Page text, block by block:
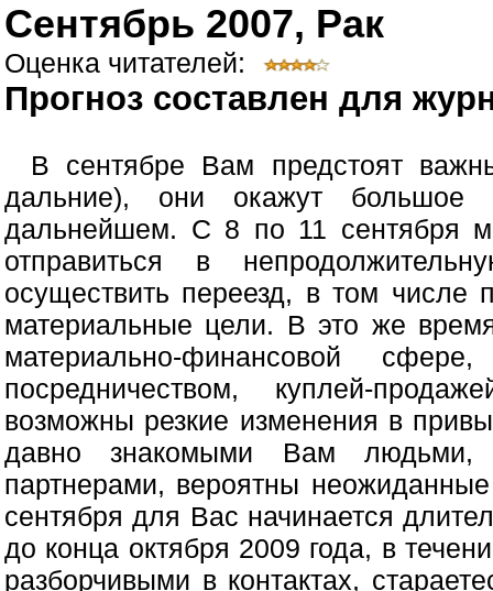
Сентябрь 2007, Рак
Оценка читателей:
Прогноз составлен для
В сентябре Вам предстоят
дальние), они окажут
дальнейшем. С 8 по 11 сентября
отправиться в
осуществить переезд, в том числе
материальные цели. В это же
материально-финансовой
посредничеством, куплей-
возможны резкие изменения в
давно знакомыми Вам людьми,
партнерами, вероятны
сентября для Вас начинается
до конца октября 2009 года, в
разборчивыми в контактах,